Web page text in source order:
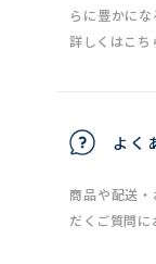
らに豊かに
詳しくはこち
よく
商品や配送
だくご質問に